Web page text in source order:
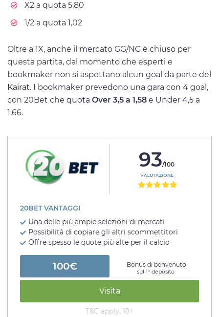
X2 a quota 5,80
1/2 a quota 1,02
Oltre a 1X, anche il mercato GG/NG è chiuso per
questa partita, dal momento che esperti e
bookmaker non si aspettano alcun goal da parte del
Kairat. I bookmaker prevedono una gara con 4 goal,
con 20Bet che quota Over 3,5 a 1,58 e Under 4,5 a
1,66.
93/100
VALUTAZIONE
20BET VANTAGGI
Una delle più ampie selezioni di mercati
Possibilità di copiare gli altri scommettitori
Offre spesso le quote più alte per il calcio
100€ Bonus di benvenuto
sul 1° deposito
Visita
T&C apply, 18+